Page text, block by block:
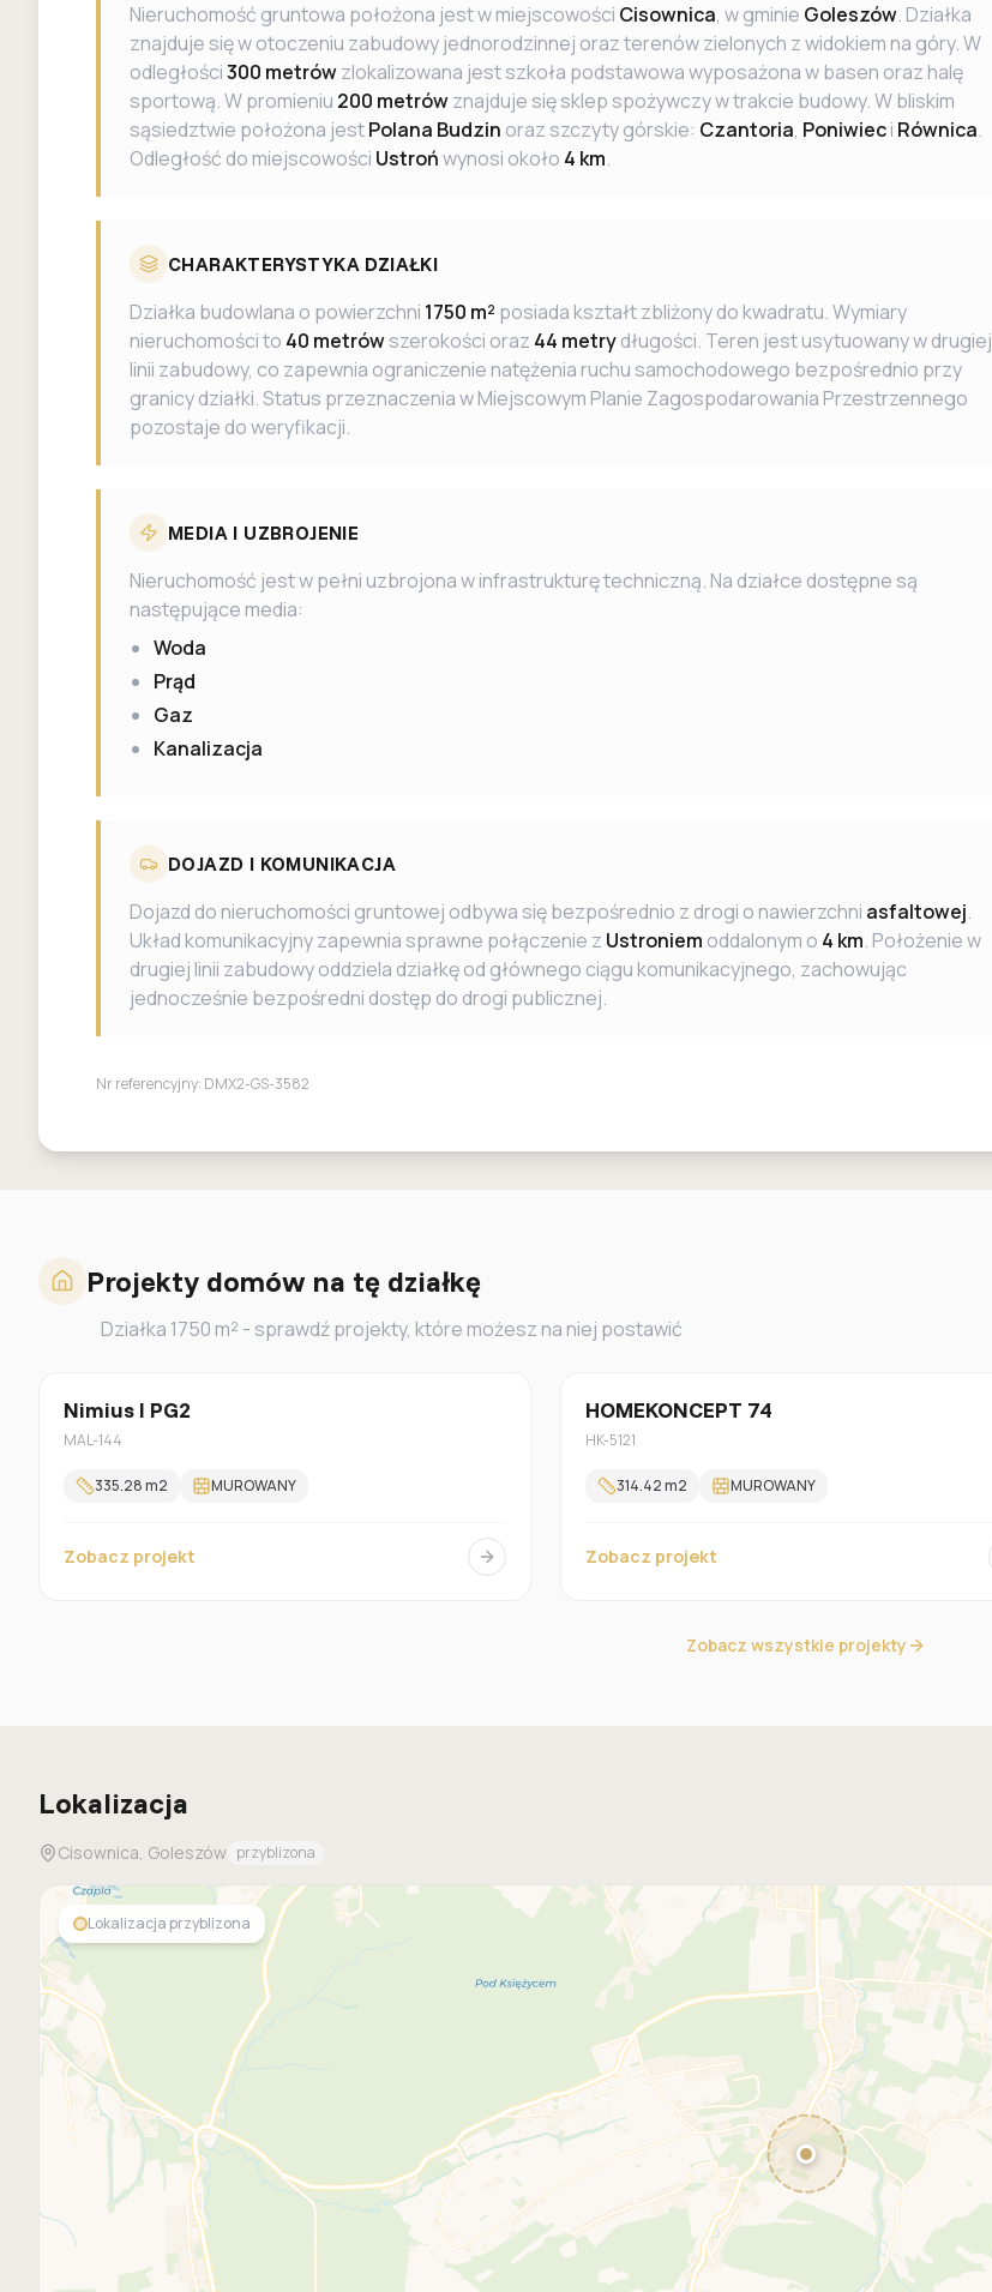
Nieruchomość gruntowa położona jest w miejscowości Cisownica, w gminie Goleszów. Działka
znajduje się w otoczeniu zabudowy jednorodzinnej oraz terenów zielonych z widokiem na góry. W
odległości300 metrówzlokalizowana jest szkoła podstawowa wyposażona w basen oraz halę
sportową. W promieniu 200 metrówznajduje się sklep spożywczy w trakcie budowy. W bliskim
sąsiedztwie położona jestPolana Budzin oraz szczyty górskie: Czantoria, Poniwieci Równica.
Odległość do miejscowości Ustrońwynosi około 4 km.
CHARAKTERYSTYKA DZIAŁKI
Działka budowlana o powierzchni 1750 m² posiada kształt zbliżony do kwadratu. Wymiary
nieruchomości to 40 metrówszerokości oraz 44 metrydługości. Teren jest usytuowany w drugiej
linii zabudowy, co zapewnia ograniczenie natężenia ruchu samochodowego bezpośrednio przy
granicy działki. Status przeznaczenia w Miejscowym Planie Zagospodarowania Przestrzennego
pozostaje do weryfikacji.
MEDIA I UZBROJENIE
Nieruchomość jest w pełni uzbrojona w infrastrukturę techniczną. Na działce dostępne są
następujące media:
Woda
Prąd
Gaz
Kanalizacja
DOJAZD I KOMUNIKACJA
Dojazd do nieruchomości gruntowej odbywa się bezpośrednio z drogi o nawierzchni asfaltowej.
Układ komunikacyjny zapewnia sprawne połączenie z Ustroniem oddalonym o 4 km. Położenie w
drugiej linii zabudowy oddziela działkę od głównego ciągu komunikacyjnego, zachowując
jednocześnie bezpośredni dostęp do drogi publicznej.
Nr referencyjny: DMX2-GS-3582
Projekty domów na tę działkę
Działka 1750 m² - sprawdź projekty, które możesz na niej postawić
Z poddaszem
Nimius I PG2
MAL-144
335.28m2 MUROWANY
Zobacz projekt
Jednorodzinny
HOMEKONCEPT 74
HK-5121
314.42m2 MUROWANY
Zobacz projekt
Zobacz wszystkie projekty
Lokalizacja
Cisownica, Goleszów przyblizona
Lokalizacja przyblizona